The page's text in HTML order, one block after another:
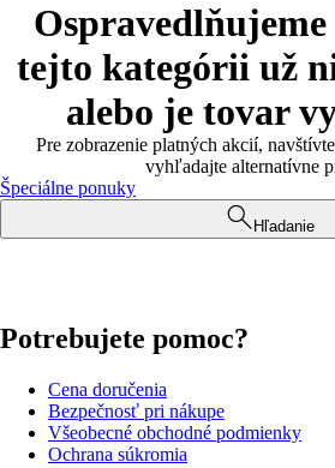
Ospravedlňujeme
tejto kategórii už
alebo je tovar
Pre zobrazenie platných akcií,
vyhľadajte alternatívne
Špeciálne ponuky
Hľadanie
Potrebujete pomoc?
Cena doručenia
Bezpečnosť pri nákupe
Všeobecné obchodné podmienky
Ochrana súkromia